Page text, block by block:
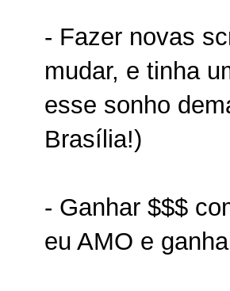
- Fazer novas
mudar, e tinha
esse sonho
Brasília!)
- Ganhar $$$
eu AMO e